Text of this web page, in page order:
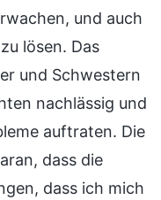
und auch
lösen. Das
und Schwestern
nachlässig und
auftraten. Die
dass die
dass ich mich